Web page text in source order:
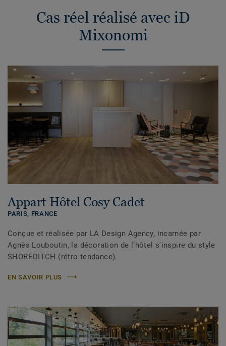
Cas réel réalisé avec iD
Mixonomi
Appart Hôtel Cosy Cadet
PARIS, FRANCE
Conçue et réalisée par LA Design Agency, incarnée par
Agnès Louboutin, la décoration de l’hôtel s'inspire du style
SHOREDITCH (rétro tendance).
EN SAVOIR PLUS